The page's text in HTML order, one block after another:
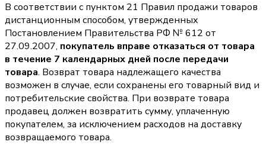
В соответствии с пунктом 21 Правил продажи товаров
дистанционным способом, утвержденных
Постановлением Правительства РФ № 612 от
27.09.2007, покупатель вправе отказаться от товара
в течение 7 календарных дней после передачи
товара. Возврат товара надлежащего качества
возможен в случае, если сохранены его товарный вид и
потребительские свойства. При возврате товара
продавец должен возвратить сумму, уплаченную
покупателем, за исключением расходов на доставку
возвращаемого товара.